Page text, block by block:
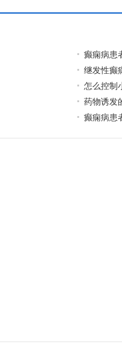
癫痫病患
继发性癫
怎么控制
药物诱发
癫痫病患